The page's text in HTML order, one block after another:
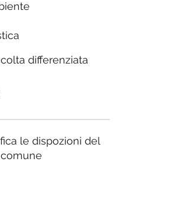
differenziata
le dispozioni del